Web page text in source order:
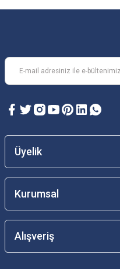
Üyelik
Kurumsal
Alışveriş